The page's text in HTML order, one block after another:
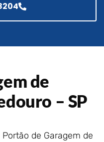
de Garagem de
em São João de
em Rio das Ostras –
de Garagem de
em Petrópolis – RJ
de
– SP
de Garagem de